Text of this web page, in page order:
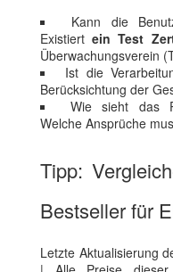
Kann die
Existiertein Test
Überwachungsverein
Ist die
Berücksichtung der
Wie sieht das
Welche Ansprüche
Tipp:
Bestseller für
Letzte Aktualisierung